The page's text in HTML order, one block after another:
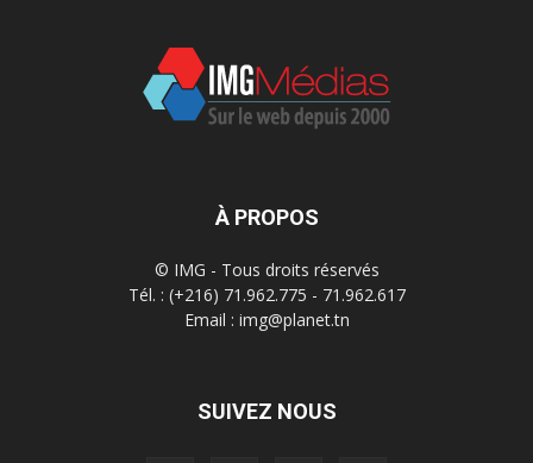
À PROPOS
© IMG - Tous droits réservés
Tél. : (+216) 71.962.775 - 71.962.617
Email : img@planet.tn
SUIVEZ NOUS